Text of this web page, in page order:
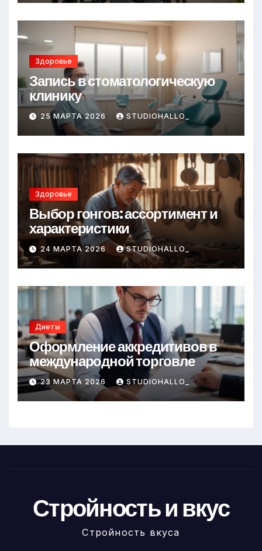
Здоровье
Запись в стоматологическую
клинику
25 МАРТА 2026 STUDIOHALLO_
Здоровье
Выбор гонгов: ассортимент и
характеристики
24 МАРТА 2026 STUDIOHALLO_
Диеты
Оформление аккредитивов в
международной торговле
23 МАРТА 2026 STUDIOHALLO_
Стройность и вкус
Стройность вкуса